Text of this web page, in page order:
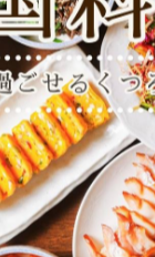
ットペッパー】
【Retty】
ARE9/